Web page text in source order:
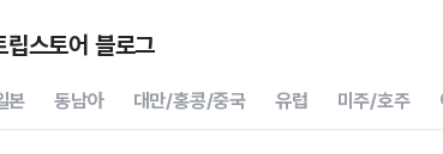
립스토어 블로그
본 동남아 대만/홍콩/중국 유럽 미주/호주